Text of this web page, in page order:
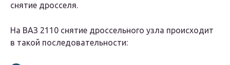
снятие дросселя.
На ВАЗ 2110 снятие дроссельного узла происходит
в такой последовательности: